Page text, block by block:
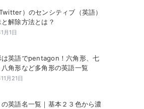
）のセンシティブ（英語）
解除方法とは？
月1日
は英語でpentagon！六角形、七
角形など多角形の英語一覧
月21日
の英語名一覧｜基本２３色から濃